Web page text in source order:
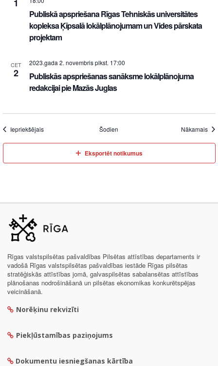
1
Publiskā apspriešana Rīgas Tehniskās universitātes
kopleksa Ķīpsalā lokālplānojumam un Vides pārskata
projektam
CET
2
2023.gada 2. novembris plkst. 17:00
Publiskās apspriešanas sanāksme lokālplānojuma
redakcijai pie Mazās Juglas
Iepriekšējais Šodien Nākamais
Eksportēt notikumus
Rīgas valstspilsētas pašvaldības Pilsētas attīstības departaments ir
vadošā Rīgas valstspilsētas pašvaldības iestāde Rīgas pilsētas
stratēģiskās attīstības jomā, galvaspilsētas sabalansētas attīstības
plānošanas nodrošināšanā un pilsētas ekonomikas konkurētspējas
veicināšanā.
Norēķinu rekvizīti
Piekļūstamības paziņojums
Dokumentu iesniegšanas kārtība